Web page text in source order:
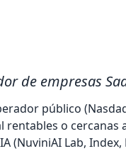
de empresas
público
o
(NuviniAI Lab,